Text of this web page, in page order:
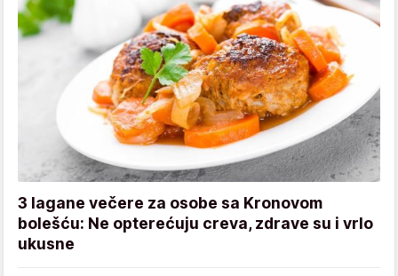
3 lagane večere za osobe sa Kronovom
bolešću: Ne opterećuju creva, zdrave su i vrlo
ukusne